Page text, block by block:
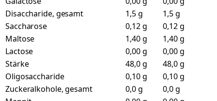
Disaccharide, gesamt
1,5 g
1,5 g
Saccharose
0,12 g
0,12 g
Maltose
1,40 g
1,40 g
Lactose
0,00 g
0,00 g
Stärke
48,0 g
48,0 g
Oligosaccharide
0,10 g
0,10 g
Zuckeralkohole, gesamt
0,0 g
0,0 g